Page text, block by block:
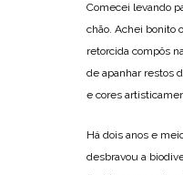
Comecei levando
chão. Achei bonito
retorcida compôs
de apanhar restos
e cores
Há dois anos e
desbravou a